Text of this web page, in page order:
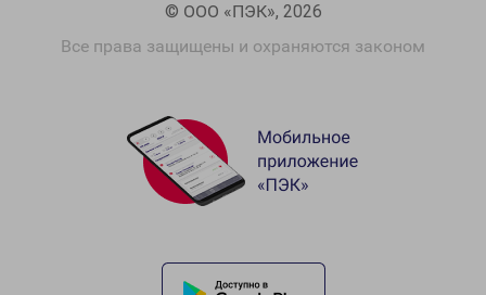
© ООО «ПЭК», 2026
Все права защищены и охраняются законом